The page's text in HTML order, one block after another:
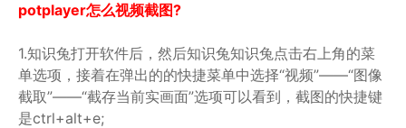
potplayer怎么视频截图?
1.知识兔打开软件后，然后知识兔知识兔点击右上角的菜
单选项，接着在弹出的的快捷菜单中选择“视频”——“图像
截取”——“截存当前实画面”选项可以看到，截图的快捷键
是ctrl+alt+e;